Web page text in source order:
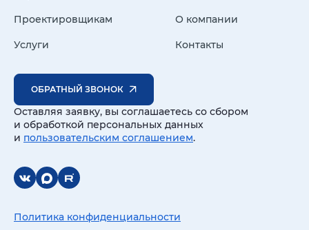
Проектировщикам
Услуги
О компании
Контакты
ОБРАТНЫЙ ЗВОНОК
Оставляя заявку, вы соглашаетесь со сбором
и обработкой персональных данных
и пользовательским соглашением.
Политика конфиденциальности